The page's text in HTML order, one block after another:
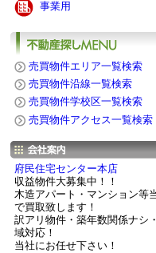
事業用
売買物件エリア一覧検索
売買物件沿線一覧検索
売買物件学校区一覧検索
売買物件アクセス一覧検索
府民住宅センター本店
収益物件大募集中！！
木造アパート・マンション等
で買取致します！
訳アリ物件・築年数関係ナシ
域対応！
当社にお任せ下さい！